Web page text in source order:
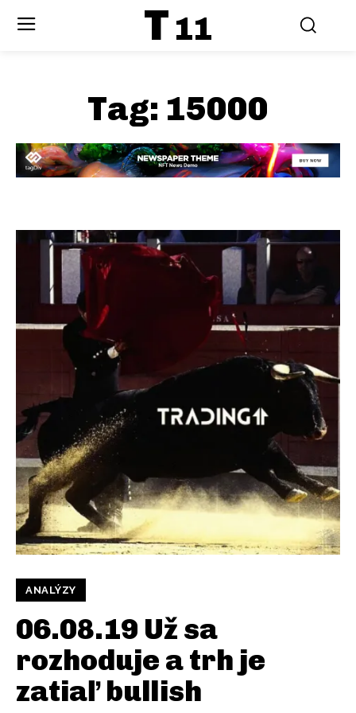
T 11
Tag: 15000
ANALÝZY
06.08.19 Už sa
rozhoduje a trh je
zatiaľ bullish